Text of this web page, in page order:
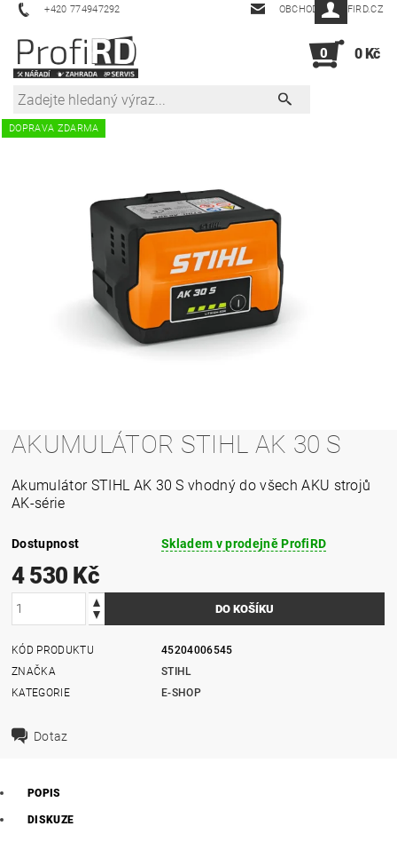
+420 774947292 OBCHOD@PROFIRD.CZ
0 0 Kč
DOPRAVA ZDARMA
AKUMULÁTOR STIHL AK 30 S
Akumulátor STIHL AK 30 S vhodný do všech AKU strojů
AK-série
Dostupnost Skladem v prodejně ProfiRD
4 530 Kč
KÓD PRODUKTU
45204006545
ZNAČKA
STIHL
KATEGORIE
E-SHOP
Dotaz
POPIS
DISKUZE